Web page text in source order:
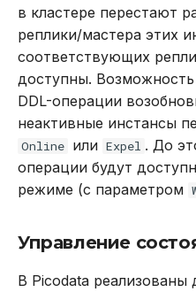
в кластере перестают
реплики/мастера этих
соответствующих
доступны.
DDL-операции
неактивные инстансы
Online или Expel . До
операции будут
режиме (с параметром
Управление
В Picodata реализованы